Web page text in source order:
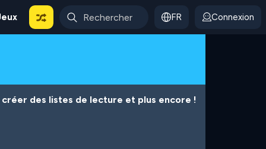
FR Connexion
des listes de lecture et plus encore !